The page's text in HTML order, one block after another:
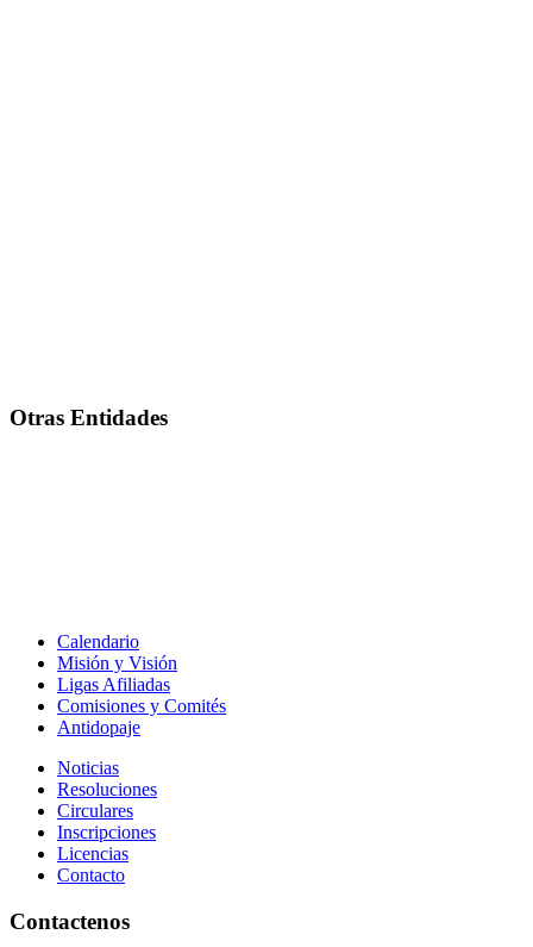
Otras Entidades
Calendario
Misión y Visión
Ligas Afiliadas
Comisiones y Comités
Antidopaje
Noticias
Resoluciones
Circulares
Inscripciones
Licencias
Contacto
Contactenos